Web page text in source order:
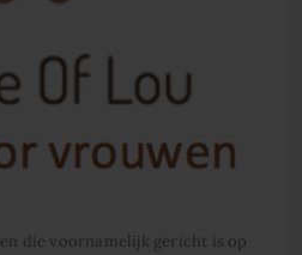
die voornamelijk gericht is op